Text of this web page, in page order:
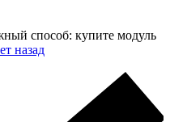
способ: купите модуль
назад